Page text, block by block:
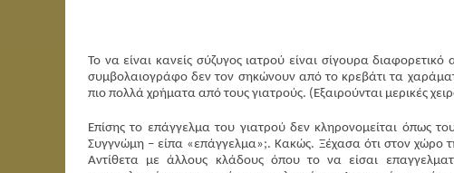
Το να είναι κανείς σύζυγος ιατρού είναι σίγουρα
συμβολαιογράφο δεν τον σηκώνουν από το κρεβάτι τα
πιο πολλά χρήματα από τους γιατρούς. (Εξαιρούνται μερικές
Επίσης το επάγγελμα του γιατρού δεν κληρονομείται όπως
Συγγνώμη – είπα «επάγγελμα»;. Κακώς. Ξέχασα ότι στον χώρο
Αντίθετα με άλλους κλάδους όπου το να είσαι